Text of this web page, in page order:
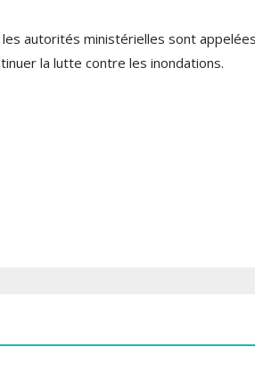
autorités ministérielles sont
la lutte contre les inondations.